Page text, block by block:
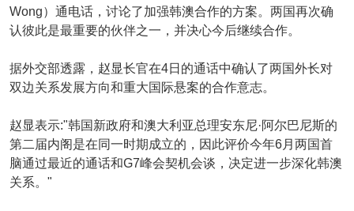
Wong）通电话，讨论了加强韩澳合作的方案。两国再次确
认彼此是最重要的伙伴之一，并决心今后继续合作。
据外交部透露，赵显长官在4日的通话中确认了两国外长对
双边关系发展方向和重大国际悬案的合作意志。
赵显表示:"韩国新政府和澳大利亚总理安东尼·阿尔巴尼斯的
第二届内阁是在同一时期成立的，因此评价今年6月两国首
脑通过最近的通话和G7峰会契机会谈，决定进一步深化韩澳
关系。"